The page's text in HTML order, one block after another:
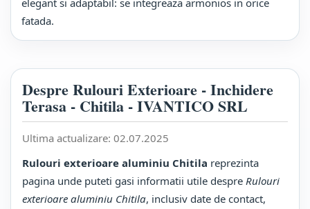
elegant si adaptabil: se integreaza armonios in orice
fatada.
Despre Rulouri Exterioare - Inchidere
Terasa - Chitila - IVANTICO SRL
Ultima actualizare: 02.07.2025
Rulouri exterioare aluminiu Chitila reprezinta
pagina unde puteti gasi informatii utile despre Rulouri
exterioare aluminiu Chitila, inclusiv date de contact,